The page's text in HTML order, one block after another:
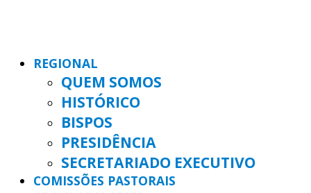
REGIONAL
QUEM SOMOS
HISTÓRICO
BISPOS
PRESIDÊNCIA
SECRETARIADO EXECUTIVO
COMISSÕES PASTORAIS